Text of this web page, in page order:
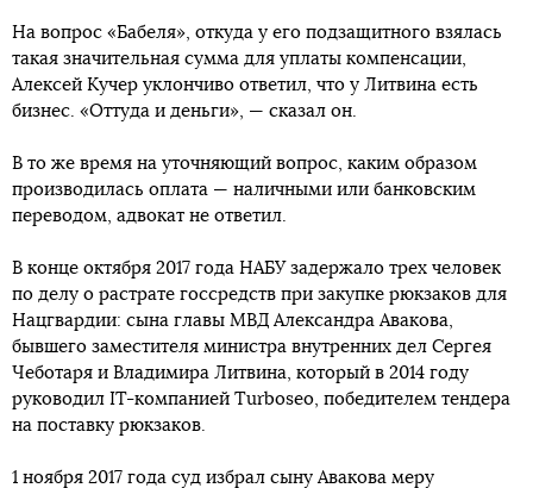
На вопрос «Бабеля», откуда у его подзащитного взялась
такая значительная сумма для уплаты компенсации,
Алексей Кучер уклончиво ответил, что у Литвина есть
бизнес. «Оттуда и деньги», — сказал он.
В то же время на уточняющий вопрос, каким образом
производилась оплата — наличными или банковским
переводом, адвокат не ответил.
В конце октября 2017 года НАБУ задержало трех человек
по делу о растрате госсредств при закупке рюкзаков для
Нацгвардии: сына главы МВД Александра Авакова,
бывшего заместителя министра внутренних дел Сергея
Чеботаря и Владимира Литвина, который в 2014 году
руководил IT-компанией Turboseo, победителем тендера
на поставку рюкзаков.
1 ноября 2017 года суд избрал сыну Авакова меру